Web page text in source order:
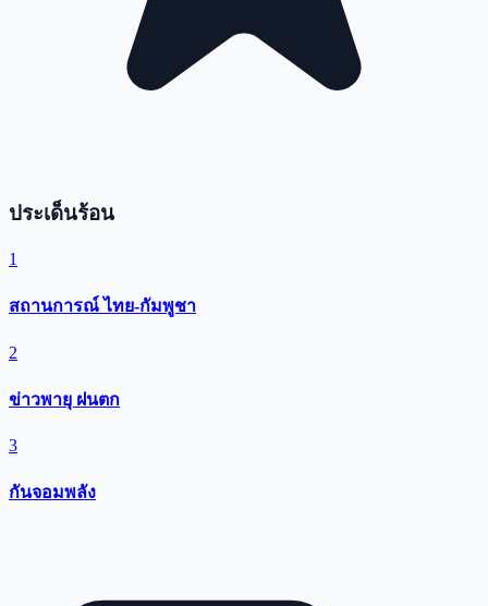
ประเด็นร้อน
1
สถานการณ์ ไทย-กัมพูชา
2
ข่าวพายุ ฝนตก
3
กันจอมพลัง